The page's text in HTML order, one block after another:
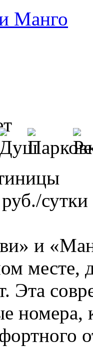
Манго
/сутки
и
месте,
Эта